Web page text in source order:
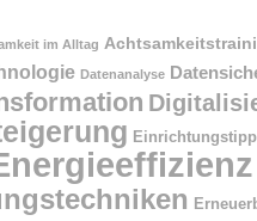
im Alltag
Datenanalyse